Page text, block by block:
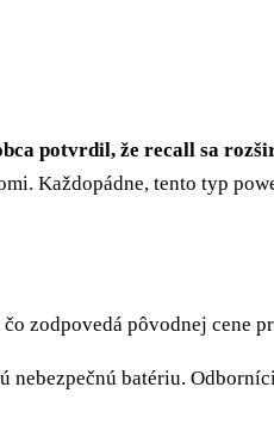
potvrdil, že recall sa
Každopádne, tento typ
zodpovedá pôvodnej cene
batériu.